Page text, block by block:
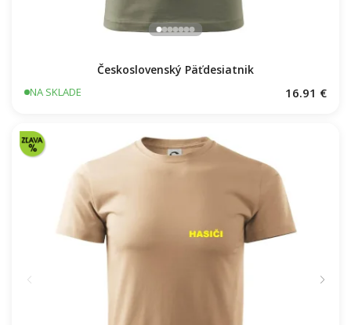
Československý Päťdesiatnik
NA SKLADE 16.91 €